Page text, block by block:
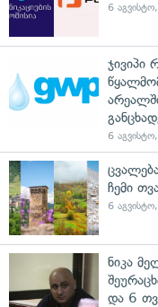
6
ჯივიპი
6
ჩემი
6
ნიკა
და 6